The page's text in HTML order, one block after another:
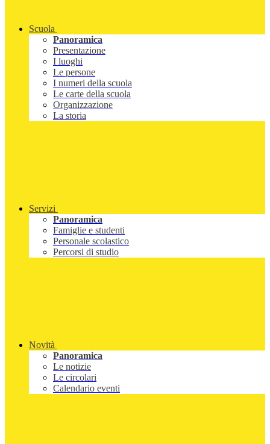
Scuola
Panoramica
Presentazione
I luoghi
Le persone
I numeri della scuola
Le carte della scuola
Organizzazione
La storia
Servizi
Panoramica
Famiglie e studenti
Personale scolastico
Percorsi di studio
Novità
Panoramica
Le notizie
Le circolari
Calendario eventi